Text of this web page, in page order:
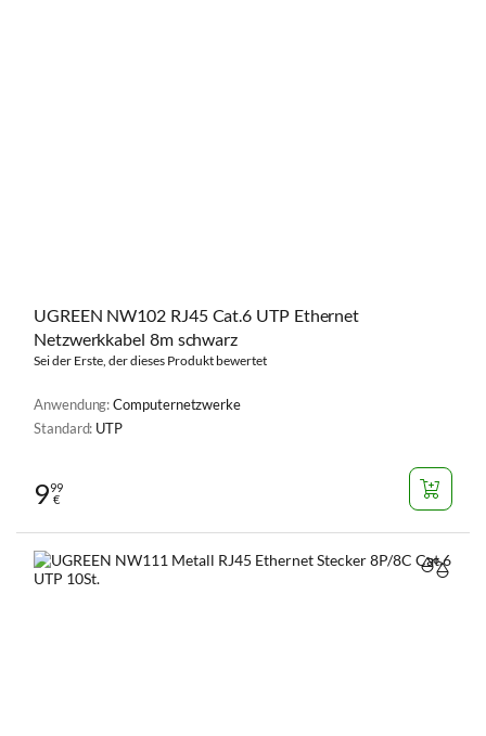
UGREEN NW102 RJ45 Cat.6 UTP Ethernet
Netzwerkkabel 8m schwarz
Sei der Erste, der dieses Produkt bewertet
Anwendung:Computernetzwerke
Standard: UTP
999
€